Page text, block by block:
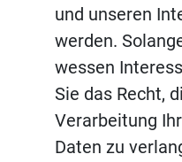
und unseren
werden.
wessen
Sie das Recht,
Verarbeitung
Daten zu